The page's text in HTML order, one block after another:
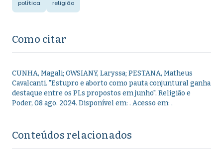
política religião
Como citar
CUNHA, Magali; OWSIANY, Laryssa; PESTANA, Matheus
Cavalcanti. "Estupro e aborto como pauta conjuntural ganha
destaque entre os PLs propostos em junho". Religião e
Poder, 08 ago. 2024. Disponível em: . Acesso em: .
Conteúdos relacionados